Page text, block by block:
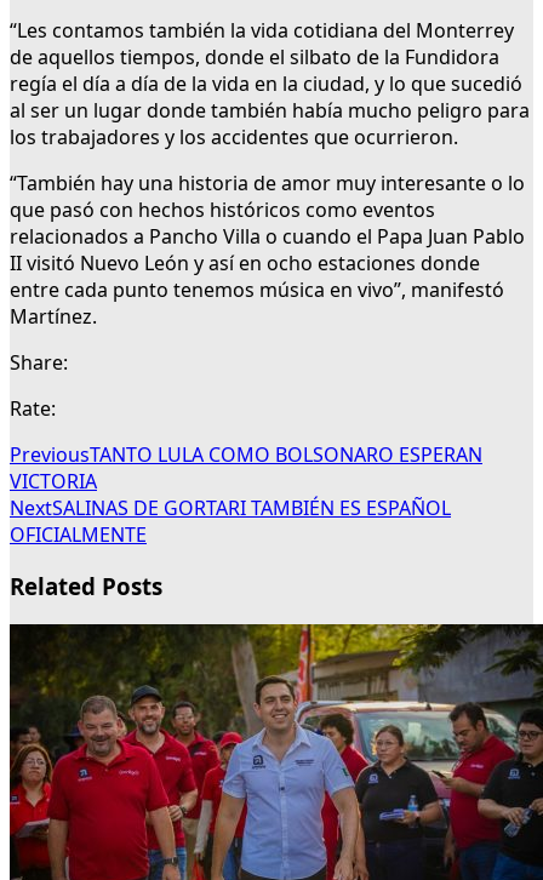
“Les contamos también la vida cotidiana del Monterrey
de aquellos tiempos, donde el silbato de la Fundidora
regía el día a día de la vida en la ciudad, y lo que sucedió
al ser un lugar donde también había mucho peligro para
los trabajadores y los accidentes que ocurrieron.
“También hay una historia de amor muy interesante o lo
que pasó con hechos históricos como eventos
relacionados a Pancho Villa o cuando el Papa Juan Pablo
II visitó Nuevo León y así en ocho estaciones donde
entre cada punto tenemos música en vivo”, manifestó
Martínez.
Share:
Rate:
PreviousTANTO LULA COMO BOLSONARO ESPERAN
VICTORIA
NextSALINAS DE GORTARI TAMBIÉN ES ESPAÑOL
OFICIALMENTE
Related Posts